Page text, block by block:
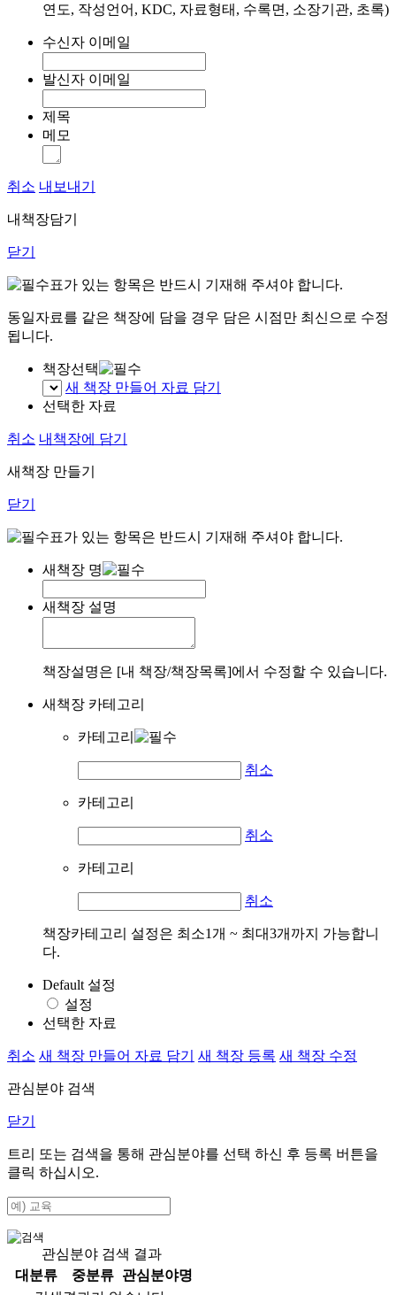
연도, 작성언어, KDC, 자료형태, 수록면, 소장기관, 초록)
수신자 이메일
발신자 이메일
제목
메모
취소 내보내기
내책장담기
닫기
표가 있는 항목은 반드시 기재해 주셔야 합니다.
동일자료를 같은 책장에 담을 경우 담은 시점만 최신으로 수정
됩니다.
책장선택
새 책장 만들어 자료 담기
선택한 자료
취소 내책장에 담기
새책장 만들기
닫기
표가 있는 항목은 반드시 기재해 주셔야 합니다.
새책장 명
새책장 설명
책장설명은 [내 책장/책장목록]에서 수정할 수 있습니다.
새책장 카테고리
카테고리
취소
카테고리
취소
카테고리
취소
책장카테고리 설정은 최소1개 ~ 최대3개까지 가능합니
다.
Default 설정
설정
선택한 자료
취소 새 책장 만들어 자료 담기 새 책장 등록 새 책장 수정
관심분야 검색
닫기
트리 또는 검색을 통해 관심분야를 선택 하신 후 등록 버튼을
클릭 하십시오.
관심분야 검색 결과
대분류
중분류
관심분야명